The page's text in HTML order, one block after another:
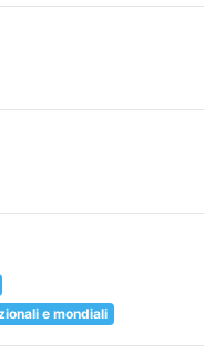
e mondiali